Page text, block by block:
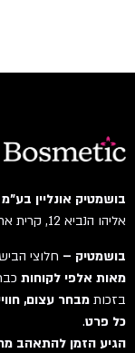
בושמטיק אונליין בע"מ
אליהו הנביא 12, קרית אתא
בושמטיק –חלוצי
מאות אלפי לקוחותכבר
בזכותמבחר עצום,
כל פרט.
הגיע הזמן להתאהב